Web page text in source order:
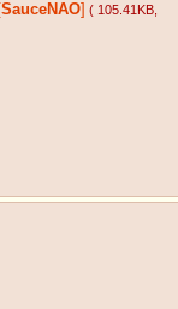
SauceNAO ( 105.41KB